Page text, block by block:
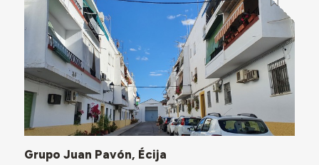
Grupo Juan Pavón, Écija